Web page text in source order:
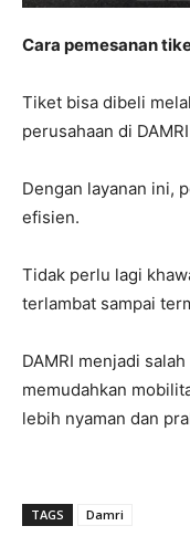
Cara pemesanan
Tiket bisa dibeli
perusahaan di
Dengan layanan ini,
efisien.
Tidak perlu lagi
terlambat sampai
DAMRI menjadi
memudahkan
lebih nyaman dan
TAGS Damri